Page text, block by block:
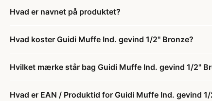
Hvad er navnet på produktet?
Hvad koster Guidi Muffe Ind. gevind 1/2" Bronze?
Hvilket mærke står bag Guidi Muffe Ind. gevind 1/2"
Hvad er EAN / Produktid for Guidi Muffe Ind. gevind